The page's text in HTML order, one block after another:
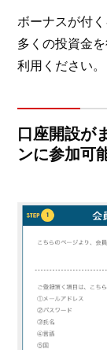
ボーナスが付
多くの投資金
利用ください。
口座開設が
ンに参加可